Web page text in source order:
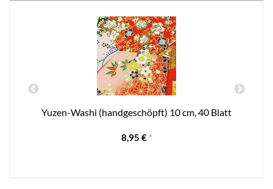
Yuzen-Washi (handgeschöpft) 10 cm, 40 Blatt
8,95 € *